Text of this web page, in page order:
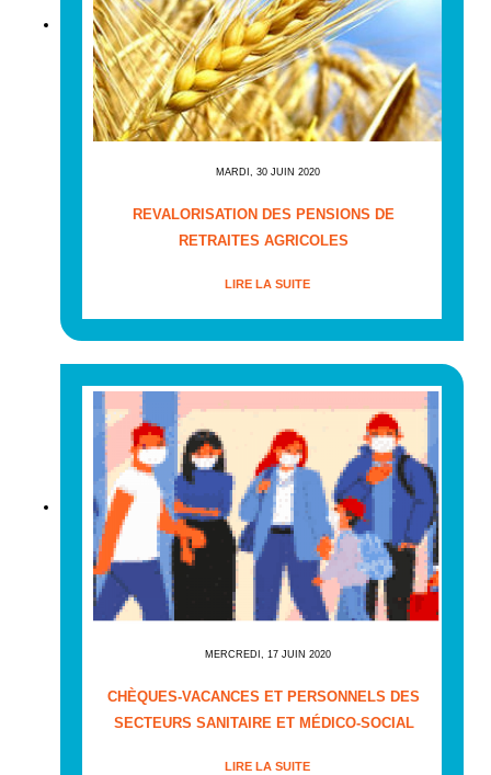
MARDI, 30 JUIN 2020
REVALORISATION DES PENSIONS DE
RETRAITES AGRICOLES
LIRE LA SUITE
MERCREDI, 17 JUIN 2020
CHÈQUES-VACANCES ET PERSONNELS DES
SECTEURS SANITAIRE ET MÉDICO-SOCIAL
LIRE LA SUITE